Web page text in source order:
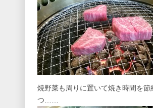
焼野菜も周りに置いて焼き時間を節
つ……